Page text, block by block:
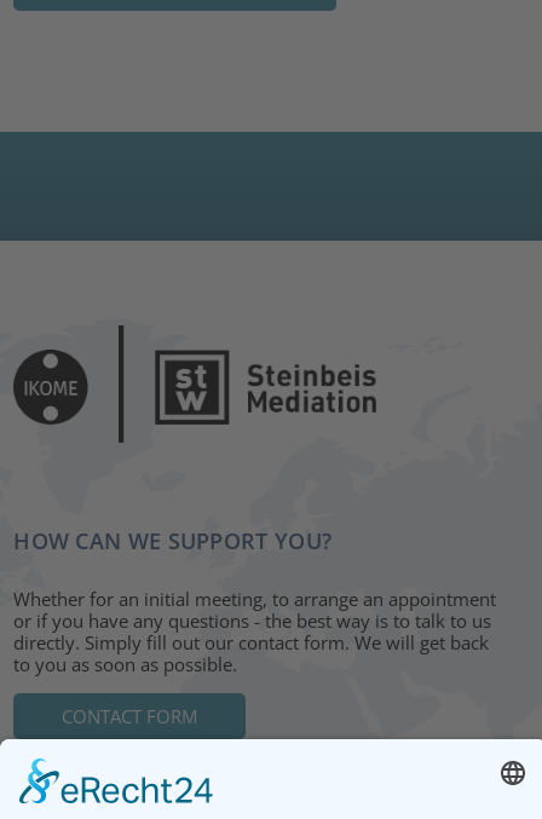
HOW CAN WE SUPPORT YOU?
Whether for an initial meeting, to arrange an appointment
or if you have any questions - the best way is to talk to us
directly. Simply fill out our contact form. We will get back
to you as soon as possible.
CONTACT FORM